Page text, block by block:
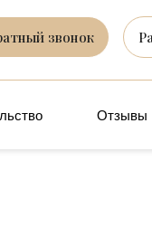
звонок
Отзывы